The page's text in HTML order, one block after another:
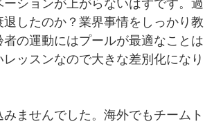
ションが上がらないはずです。過
したのか？業界事情をしっかり教
の運動にはプールが最適なことは
ッスンなので大きな差別化になり
ませんでした。海外でもチームト